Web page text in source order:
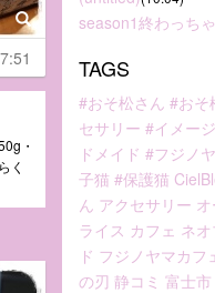
・
く
season1終わっち
TAGS
#おそ松さん #おそ
セサリー #イメー
ドメイド #フジノ
子猫 #保護猫
ん アクセサリー
ライス カフェ ネ
ド フジノヤマカフ
の刃 静コミ 富士市